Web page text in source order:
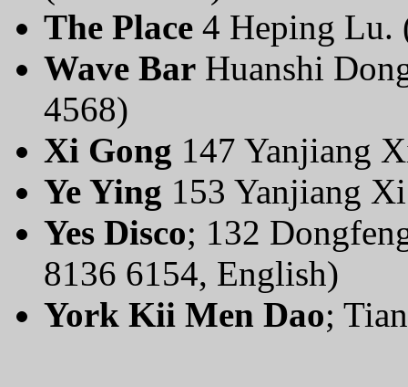
The Place 4 Heping Lu.
Wave Bar Huanshi
4568)
Xi Gong 147 Yanjiang
Ye Ying 153 Yanjiang
Yes Disco; 132
8136 6154, English)
York Kii Men Dao;